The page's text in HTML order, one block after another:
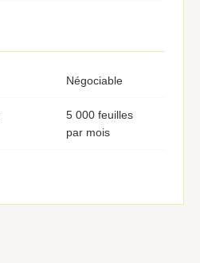
Négociable
5 000 feuilles
par mois